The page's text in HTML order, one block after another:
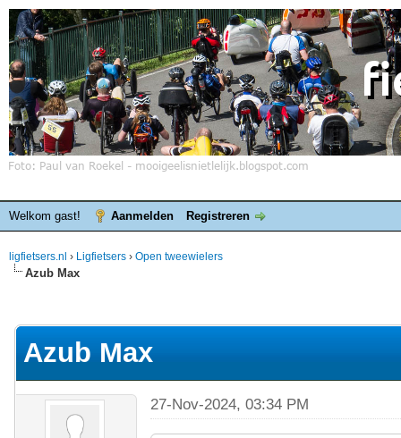
Welkom gast! Aanmelden Registreren
ligfietsers.nl › Ligfietsers › Open tweewielers
Azub Max
Azub Max
27-Nov-2024, 03:34 PM